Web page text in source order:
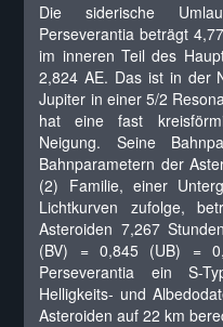
Die siderische
Perseverantia beträgt
im inneren Teil des
2,824 AE. Das ist in der
Jupiter in einer 5/2
hat eine fast
Neigung. Seine
Bahnparametern der
(2) Familie, einer
Lichtkurven zufolge,
Asteroiden 7,267
(BV) = 0,845 (UB) =
Perseverantia ein S-
Helligkeits- und
Asteroiden auf 22 km